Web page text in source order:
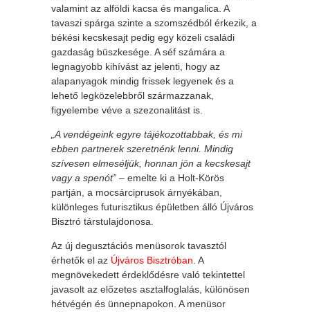
valamint az alföldi kacsa és mangalica. A
tavaszi spárga szinte a szomszédból érkezik, a
békési kecskesajt pedig egy közeli családi
gazdaság büszkesége. A séf számára a
legnagyobb kihívást az jelenti, hogy az
alapanyagok mindig frissek legyenek és a
lehető legközelebbről származzanak,
figyelembe véve a szezonalitást is.
„A vendégeink egyre tájékozottabbak, és mi
ebben partnerek szeretnénk lenni. Mindig
szívesen elmeséljük, honnan jön a kecskesajt
vagy a spenót” – emelte ki a Holt-Körös
partján, a mocsárciprusok árnyékában,
különleges futurisztikus épületben álló Újváros
Bisztró társtulajdonosa.
Az új degusztációs menüsorok tavasztól
érhetők el az Újváros Bisztróban . A
megnövekedett érdeklődésre való tekintettel
javasolt az előzetes asztalfoglalás, különösen
hétvégén és ünnepnapokon. A menüsor